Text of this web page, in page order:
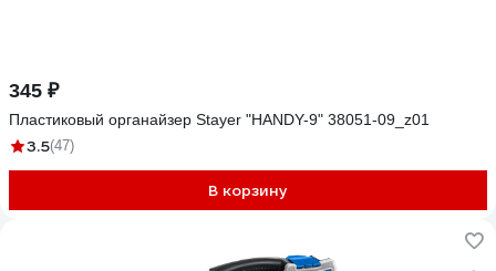
345 ₽
Пластиковый органайзер Stayer "HANDY-9" 38051-09_z01
3.5(47)
В корзину